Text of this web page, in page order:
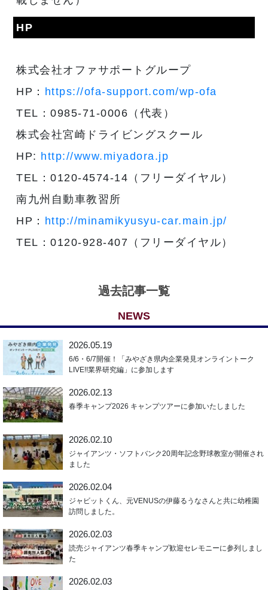
HP
株式会社オファサポートグループ
HP： https://ofa-support.com/wp-ofa
TEL：0985-71-0006（代表）
株式会社宮崎ドライビングスクール
HP: http://www.miyadora.jp
TEL：0120-4574-14（フリーダイヤル）
南九州自動車教習所
HP： http://minamikyusyu-car.main.jp/
TEL：0120-928-407（フリーダイヤル）
過去記事一覧
NEWS
2026.05.19
6/6・6/7開催！「みやざき県内企業発見オンライントーク
LIVE!!業界研究編」に参加します
2026.02.13
春季キャンプ2026 キャンプツアーに参加いたしました
2026.02.10
ジャイアンツ・ソフトバンク20周年記念野球教室が開催され
ました
2026.02.04
ジャビットくん、元VENUSの伊藤るうなさんと共に幼稚園
訪問しました。
2026.02.03
読売ジャイアンツ春季キャンプ歓迎セレモニーに参列しまし
た
2026.02.03